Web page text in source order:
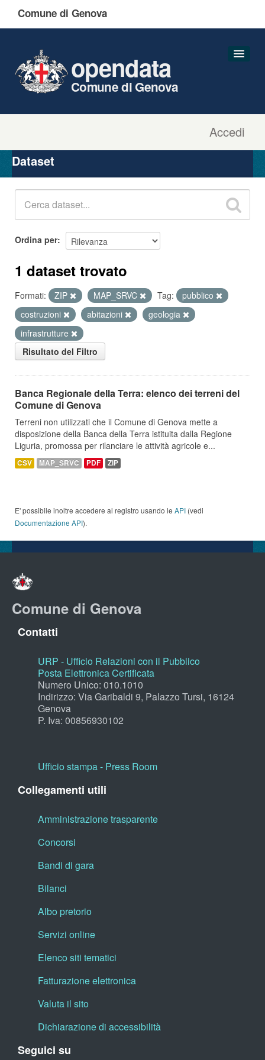
Comune di Genova
Accedi
opendata
Comune di Genova
Organizzazioni
Gruppi
Dataset
Ordina per
1 dataset trovato
Formati: ZIP MAP_SRVC Tag:
pubblico
costruzioni
abitazioni
geologia
infrastrutture
Risultato del Filtro
Banca Regionale della Terra: elenco dei terreni del
Comune di Genova
Terreni non utilizzati che il Comune di Genova mette a
disposizione della Banca della Terra istituita dalla Regione
Liguria, promossa per rilanciare le attività agricole e...
CSV MAP_SRVC PDF ZIP
E' possibile inoltre accedere al registro usando le API (vedi
Documentazione API).
Comune di Genova
Contatti
URP - Ufficio Relazioni con il Pubblico
Posta Elettronica Certificata
Numero Unico: 010.1010
Indirizzo: Via Garibaldi 9, Palazzo Tursi, 16124
Genova
P. Iva: 00856930102
Ufficio stampa - Press Room
Collegamenti utili
Amministrazione trasparente
Concorsi
Bandi di gara
Bilanci
Albo pretorio
Servizi online
Elenco siti tematici
Fatturazione elettronica
Valuta il sito
Dichiarazione di accessibilità
Seguici su